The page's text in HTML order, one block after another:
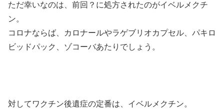
ただ幸いなのは、前回？に処方されたのがイベルメクチ
ン。
コロナならば、カロナールやラゲブリオカプセル、パキロ
ビッドパック、ゾコーバあたりでしょう。
対してワクチン後遺症の定番は、イベルメクチン。